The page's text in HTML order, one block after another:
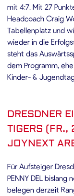
mit 4:7. Mit 27
Headcoach Craig
Tabellenplatz und
wieder in die
steht das
dem Programm,
Kinder- &
DRESDNER
TIGERS
JOYNEXT
Für Aufsteiger
PENNY DEL bislang
belegen derzeit